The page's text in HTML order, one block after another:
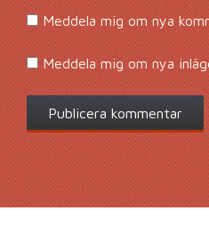
Meddela mig om nya
Meddela mig om nya